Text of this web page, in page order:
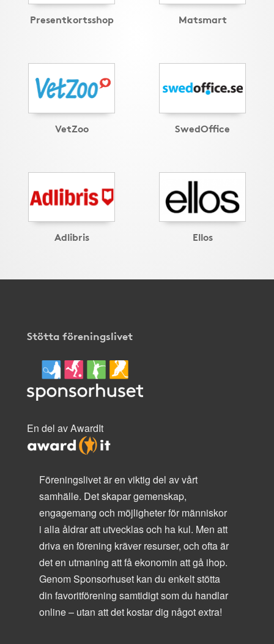
Presentkortsshop Matsmart
VetZoo SwedOffice
Adlibris Ellos
Stötta föreningslivet
En del av AwardIt
Föreningslivet är en viktig del av vårt
samhälle. Det skapar gemenskap,
engagemang och möjligheter för människor
i alla åldrar att utvecklas och ha kul. Men att
driva en förening kräver resurser, och ofta är
det en utmaning att få ekonomin att gå ihop.
Genom Sponsorhuset kan du enkelt stötta
din favoritförening samtidigt som du handlar
online – utan att det kostar dig något extra!